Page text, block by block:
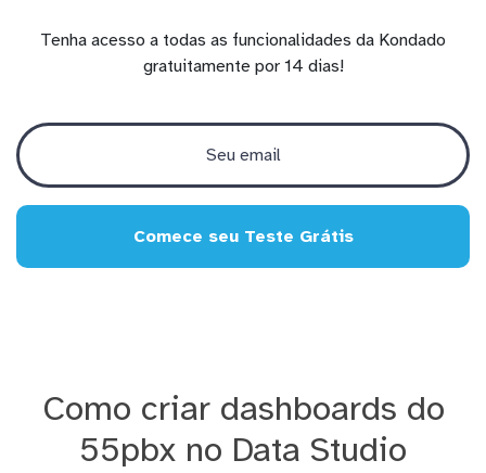
Tenha acesso a todas as funcionalidades da Kondado
gratuitamente por 14 dias!
Comece seu Teste Grátis
Como criar dashboards do
55pbx no Data Studio